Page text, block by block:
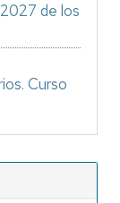
de los
Curso